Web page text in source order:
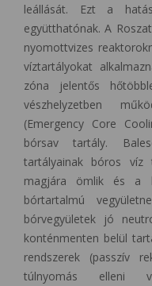
leállását. Ezt a
együtthatónak. A
nyomottvizes
víztartályokat
zóna jelentős
vészhelyzetben
(Emergency Core
bórsav tartály.
tartályainak bóros víz
magjára ömlik és a
bórtartalmú
bórvegyületek jó
konténmenten belül
rendszerek (passzív
túlnyomás elleni